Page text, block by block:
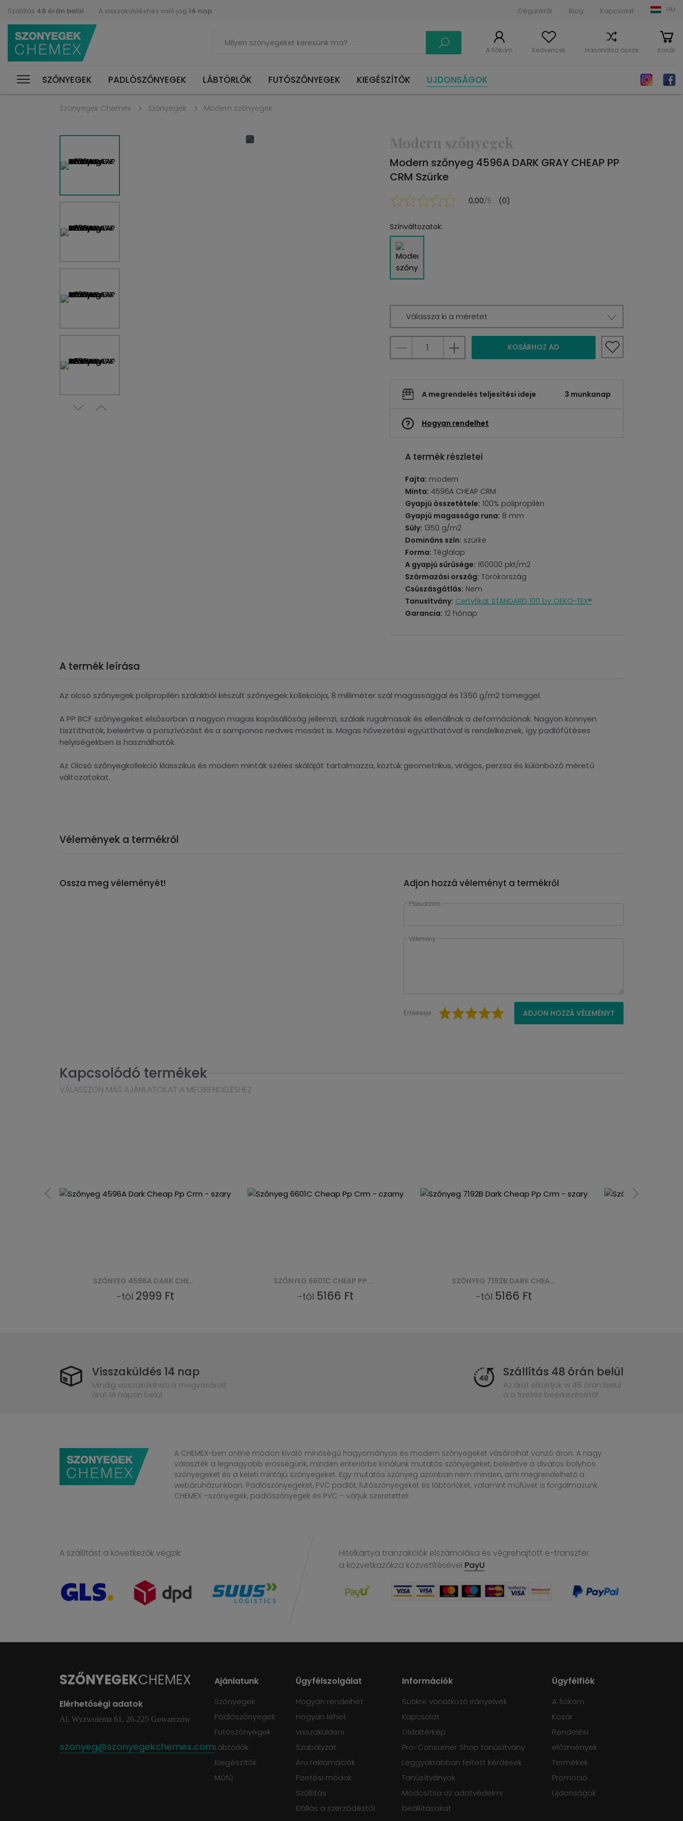
Szállítás 48 órán belül A visszaküldéshez való jog 14 nap Cégünkről Blog Kapcsolat HU
A fiókom Kedvencek Hasonlítsa össze Kosár
SZŐNYEGEK PADLÓSZŐNYEGEK LÁBTÖRLŐK FUTÓSZŐNYEGEK KIEGÉSZÍTŐK UJDONSÁGOK
Szonyegek Chemex Szőnyegek Modern szőnyegek
Modern szőnyegek
Modern szőnyeg 4596A DARK GRAY CHEAP PP
CRM Szürke
0,00/5 (0)
Színváltozatok:
Válassza ki a méretet
KOSÁRHOZ AD
A megrendelés teljesítési ideje 3 munkanap
Hogyan rendelhet
A termék részletei
Fajta: modern
Minta: 4596A CHEAP CRM
Gyapjú összetétele: 100% polipropilén
Gyapjú magassága runa: 8 mm
Súly: 1350 g/m2
Domináns szín: szürke
Forma: Téglalap
A gyapjú sűrűsége: 160000 pkt/m2
Származási ország: Törökország
Csúszásgátlás: Nem
Tanusítvány: Certyfikat STANDARD 100 by OEKO-TEX®
Garancia: 12 hónap
A termék leírása
Az olcsó szőnyegek polipropilén szálakból készült szőnyegek kollekciója, 8 milliméter szál magassággal és 1350 g/m2 tömeggel.
A PP BCF szőnyegeket elsősorban a nagyon magas kopásállóság jellemzi, szálaik rugalmasak és ellenállnak a deformációnak. Nagyon könnyen
tisztíthatók, beleértve a porszívózást és a samponos nedves mosást is. Magas hővezetési együtthatóval is rendelkeznek, így padlófűtéses
helyiségekben is használhatók.
Az Olcsó szőnyegkollekció klasszikus és modern minták széles skáláját tartalmazza, köztük geometrikus, virágos, perzsa és különböző méretű
változatokat.
Vélemények a termékről
Ossza meg véleményét! Adjon hozzá véleményt a termékről
Pseudonim
Vélemény
Értékelje: ADJON HOZZÁ VÉLEMÉNYT
Kapcsolódó termékek
VÁLASSZON MÁS AJÁNLATOKAT A MEGRENDELÉSHEZ
SZŐNYEG 4596A DARK CHEAP PP CRM - SZARY
-tól 2999 Ft
SZŐNYEG 6601C CHEAP PP CRM - CZARNY
-tól 5166 Ft
SZŐNYEG 7192B DARK CHEAP PP CRM - SZARY
-tól 5166 Ft
Visszaküldés 14 nap
Mindig visszaküldheti a megvásárolt
árut 14 napon belül
Szállítás 48 órán belül
Az árút elküldjük w 48 órán belül
a a fizetés beérkezésétől
A CHEMEX-ben online módon kiváló minőségű hagyományos és modern szőnyegeket vásárolhat vonzó áron. A nagy
választék a legnagyobb erősségünk, minden enteriőrbe kínálunk mutatós szőnyegeket, beleértve a divatos bolyhos
szőnyegeket és a keleti mintájú szőnyegeket. Egy mutatós szőnyeg azonban nem minden, ami megrendelhető a
webáruházunkban. Padlószőnyegeket, PVC padlót, futószőnyegeket és lábtörlőket, valamint műfüvet is forgalmazunk.
CHEMEX –szőnyegek, padlószőnyegek és PVC – várjuk szeretettel!
A szállítást a következők végzik:
Hitelkártya tranzakciók elszámolása és végrehajtott e-transzfer
a közvetkazőkza közvetítésével PayU
SZŐNYEGEKCHEMEX
Elérhetőségi adatok
Al. Wyzwolenia 61, 26-225 Gowarczów
szonyeg@szonyegekchemex.com
Ajánlatunk
Szőnyegek
Padlószőnyegek
Futószőnyegek
Lábtörlők
Kiegészítők
Műfű
Ügyfélszolgálat
Hogyan rendelhet
Hogyan lehet
visszaküldeni
Szabályzat
Áru reklamációk
Fizetési módok
Szállítás
Elállás a szerződéstől
Információk
Sütikre vonatkozó irányelvek
Kapcsolat
Oldaltérkép
Pro-Consumer Shop tanúsítvány
Leggyakrabban feltett kérdések
Tanúsítványok
Módosítsa az adatvédelmi
beállításokat
Ügyfélfiók
A fiókom
Kosár
Rendelési
előzmények
Termékek
Promoció
Ujdonságok